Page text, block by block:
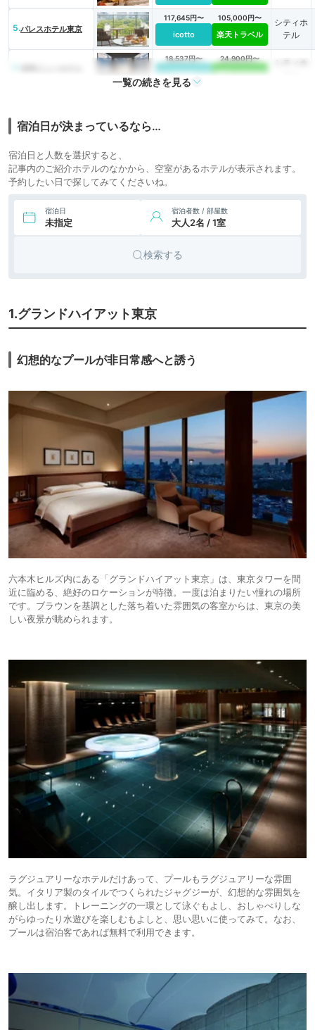
5.パレスホテル東京
117,645円〜
icotto
105,000円〜
楽天トラベル
シティホ
テル
18,537円〜
icotto
24,900円〜
楽天トラベル
シティホ
8.コンラッド東京
9.フォーシーズンズホ
テル東京大手町
icotto
テル
10.ホテルニューオー
タニ東京 ザ・メイ
28,088円〜
icotto
26,700円〜
楽天トラベル
70,967円〜
icotto 楽天トラベル
テル
12.アマン東京
一覧の続きを見る
宿泊日が決まっているなら…
宿泊日と人数を選択すると、
記事内のご紹介ホテルのなかから、空室があるホテルが表示されます。
予約したい日で探してみてくださいね。
宿泊日
未指定
宿泊者数 / 部屋数
大人2名 / 1室
検索する
1.グランドハイアット東京
幻想的なプールが非日常感へと誘う
六本木ヒルズ内にある「グランドハイアット東京」は、東京タワーを間
近に臨める、絶好のロケーションが特徴。一度は泊まりたい憧れの場所
です。ブラウンを基調とした落ち着いた雰囲気の客室からは、東京の美
しい夜景が眺められます。
ラグジュアリーなホテルだけあって、プールもラグジュアリーな雰囲
気。イタリア製のタイルでつくられたジャグジーが、幻想的な雰囲気を
醸し出します。トレーニングの一環として泳ぐもよし、おしゃべりしな
がらゆったり水遊びを楽しむもよしと、思い思いに使ってみて。なお、
プールは宿泊客であれば無料で利用できます。